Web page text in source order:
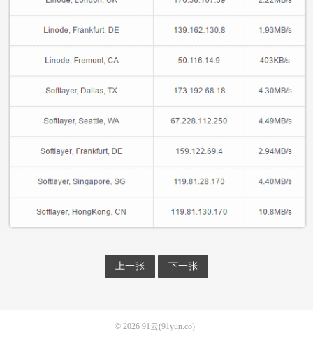
上一张 下一张
© 2026 91云(91yun.co)